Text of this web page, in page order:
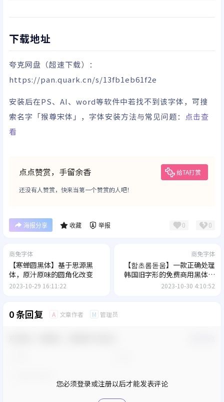
下载地址
夸克网盘 （超速下载）
：
https://pan.quark.cn/s/13fb1eb61f2e
安装后在PS、AI、word等软件中若找不到该字体，可搜
索名字「猴尊宋体」，字体安装方法与常见问题： 点击查
看
点点赞赏，手留余香 给TA打赏
还没有人赞赏，快来当第一个赞赏的人吧！
海报分享 收藏 举报 0 0
商免字体
【寒蝉圆黑体】基于思源黑
体，原汁原味的圆角化改变
2023-10-29 16:11:22
商免字体
【함초롬돋움】一款正确处理
韩国旧字形的免费商用黑体字
体
2023-10-30 4:10:52
0 条回复 A 文章作者 M 管理员
您必须登录或注册以后才能发表评论